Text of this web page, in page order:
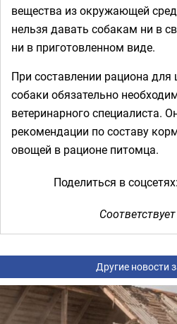
вещества из окружающей
нельзя давать собакам ни в
ни в приготовленном виде.
При составлении рациона для
собаки обязательно
ветеринарного специалиста.
рекомендации по составу
овощей в рационе питомца.
Поделиться в соцсетях:
Соответствует
Другие новости